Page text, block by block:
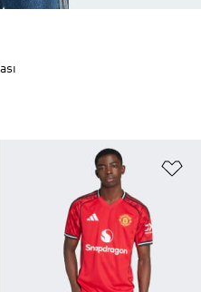
Listesine Ekle